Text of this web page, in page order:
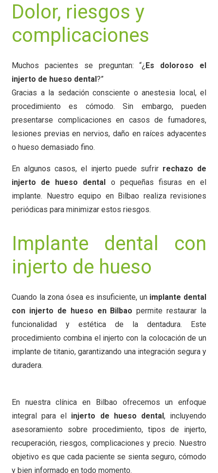
Dolor, riesgos y
complicaciones
Muchos pacientes se preguntan: “¿ Es doloroso el
injerto de hueso dental ?”
Gracias a la sedación consciente o anestesia local, el
procedimiento es cómodo. Sin embargo, pueden
presentarse complicaciones en casos de fumadores,
lesiones previas en nervios, daño en raíces adyacentes
o hueso demasiado fino.
En algunos casos, el injerto puede sufrir rechazo de
injerto de hueso dental
o pequeñas fisuras en el
implante. Nuestro equipo en Bilbao realiza revisiones
periódicas para minimizar estos riesgos.
Implante dental con
injerto de hueso
Cuando la zona ósea es insuficiente, un implante dental
con injerto de hueso en Bilbao permite restaurar la
funcionalidad y estética de la dentadura. Este
procedimiento combina el injerto con la colocación de un
implante de titanio, garantizando una integración segura y
duradera.
En nuestra clínica en Bilbao ofrecemos un enfoque
integral para el injerto de hueso dental , incluyendo
asesoramiento sobre procedimiento, tipos de injerto,
recuperación, riesgos, complicaciones y precio. Nuestro
objetivo es que cada paciente se sienta seguro, cómodo
y bien informado en todo momento.